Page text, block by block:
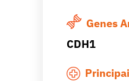
Genes
CDH1